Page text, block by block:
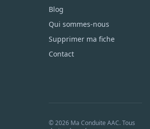
Blog
Qui sommes-nous
Supprimer ma fiche
Contact
© 2026 Ma Conduite AAC. Tous